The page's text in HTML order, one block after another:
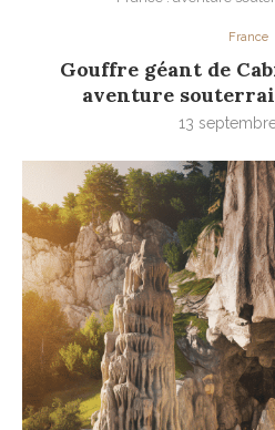
France
Gouffre géant de
aventure
13